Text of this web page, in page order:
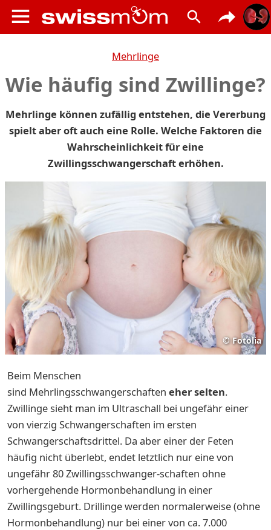
Mehrlinge
Wie häufig sind Zwillinge?
Mehrlinge können zufällig entstehen, die Vererbung
spielt aber oft auch eine Rolle. Welche Faktoren die
Wahrscheinlichkeit für eine
Zwillingsschwangerschaft erhöhen.
© Fotolia
Beim Menschen
sind Mehrlingsschwangerschaften eher selten.
Zwillinge sieht man im Ultraschall bei ungefähr einer
von vierzig Schwangerschaften im ersten
Schwangerschaftsdrittel. Da aber einer der Feten
häufig nicht überlebt, endet letztlich nur eine von
ungefähr 80 Zwillingsschwanger-schaften ohne
vorhergehende Hormonbehandlung in einer
Zwillingsgeburt. Drillinge werden normalerweise (ohne
Hormonbehandlung) nur bei einer von ca. 7.000